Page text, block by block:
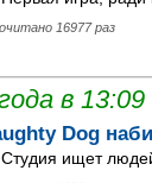
16977 раз
в 13:09
Dog
ищет